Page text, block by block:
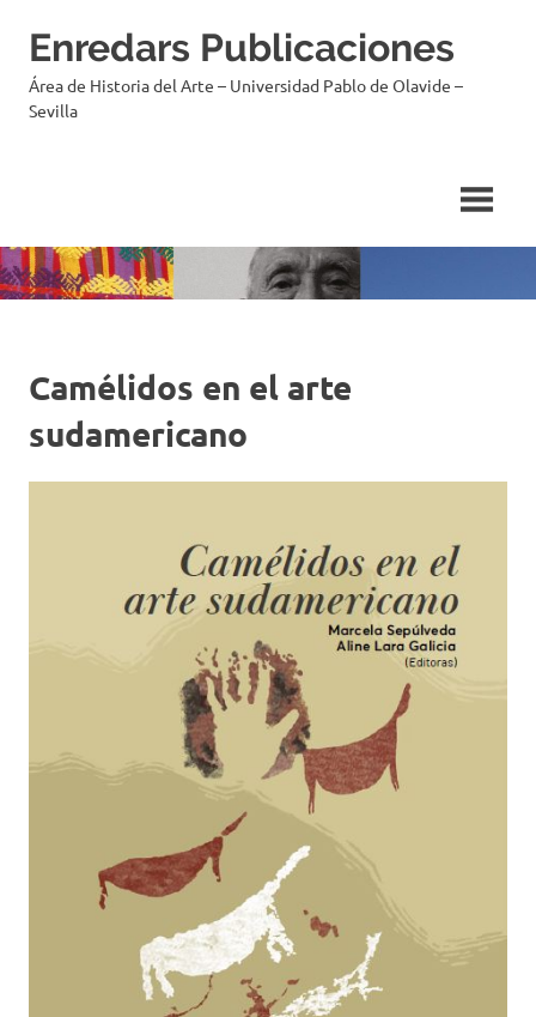
contenido
Enredars Publicaciones
Área de Historia del Arte – Universidad Pablo de Olavide –
Sevilla
Camélidos en el arte
sudamericano